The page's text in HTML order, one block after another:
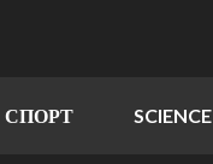
СПОРТ SCIENCE